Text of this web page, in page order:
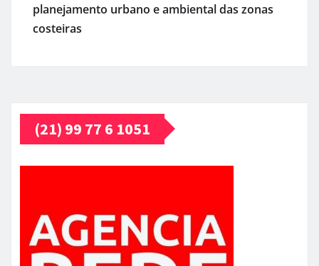
planejamento urbano e ambiental das zonas
costeiras
(21) 99 77 6 1051